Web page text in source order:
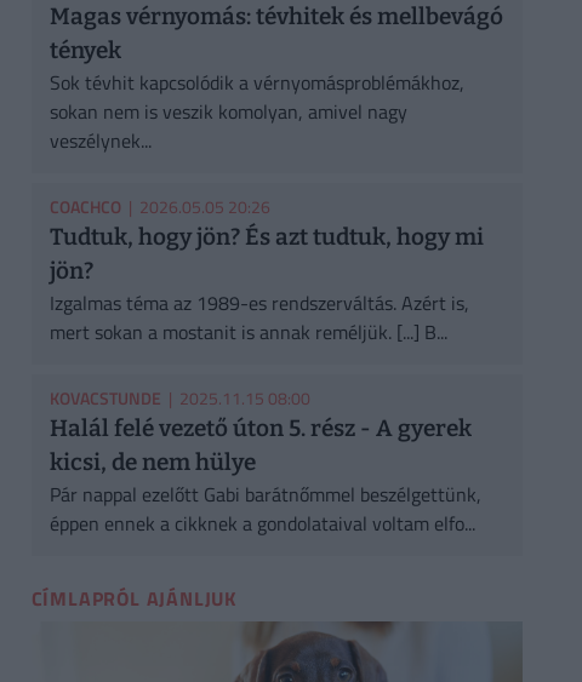
Magas vérnyomás: tévhitek és mellbevágó
tények
Sok tévhit kapcsolódik a vérnyomásproblémákhoz,
sokan nem is veszik komolyan, amivel nagy
veszélynek...
COACHCO | 2026.05.05 20:26
Tudtuk, hogy jön? És azt tudtuk, hogy mi
jön?
Izgalmas téma az 1989-es rendszerváltás. Azért is,
mert sokan a mostanit is annak reméljük. [...] B...
KOVACSTUNDE | 2025.11.15 08:00
Halál felé vezető úton 5. rész - A gyerek
kicsi, de nem hülye
Pár nappal ezelőtt Gabi barátnőmmel beszélgettünk,
éppen ennek a cikknek a gondolataival voltam elfo...
CÍMLAPRÓL AJÁNLJUK